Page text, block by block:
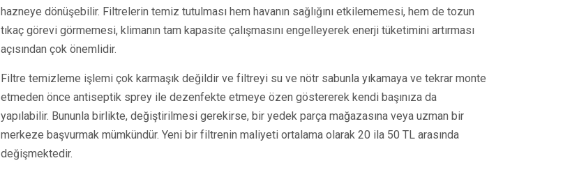
hazneye dönüşebilir. Filtrelerin temiz tutulması hem havanın sağlığını etkilememesi, hem de tozun
tıkaç görevi görmemesi, klimanın tam kapasite çalışmasını engelleyerek enerji tüketimini artırması
açısından çok önemlidir.
Filtre temizleme işlemi çok karmaşık değildir ve filtreyi su ve nötr sabunla yıkamaya ve tekrar monte
etmeden önce antiseptik sprey ile dezenfekte etmeye özen göstererek kendi başınıza da
yapılabilir. Bununla birlikte, değiştirilmesi gerekirse, bir yedek parça mağazasına veya uzman bir
merkeze başvurmak mümkündür. Yeni bir filtrenin maliyeti ortalama olarak 20 ila 50 TL arasında
değişmektedir.